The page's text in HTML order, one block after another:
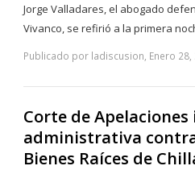
Jorge Valladares, el abogado
Vivanco, se refirió a la primera
Publicado por ladiscusion, Enero 28,
Corte de
administrativa
Bienes Raíces de